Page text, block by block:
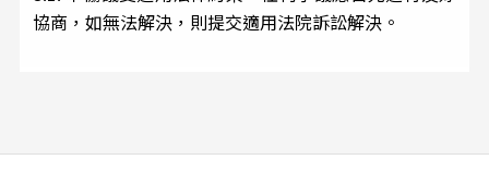
協商，如無法解決，則提交適用法院訴訟解決。